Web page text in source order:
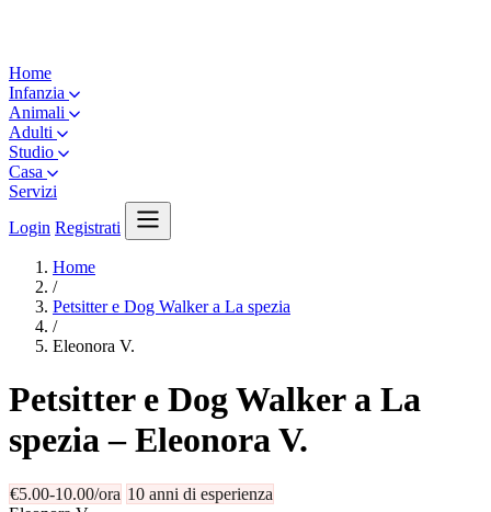
Home
Infanzia
Animali
Adulti
Studio
Casa
Servizi
Login Registrati
Home
/
Petsitter e Dog Walker a La spezia
/
Eleonora V.
Petsitter e Dog Walker a La
spezia– Eleonora V.
€5.00-10.00/ora 10 anni di esperienza